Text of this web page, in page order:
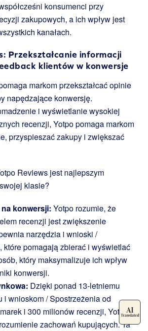
konsumenci przy
zakupowych, a ich wpływ jest
kanałach.
Przekształcanie informacji
klientów w konwersje
markom przekształcać opinie
napędzające konwersję.
i wyświetlanie wysokiej
recenzji, Yotpo pomaga markom
przyspieszać zakupy i zwiększać
Reviews jest najlepszym
klasie?
konwersji: Yotpo rozumie, że
recenzji jest zwiększenie
narzędzia i wnioski /
które pomagają zbierać i wyświetlać
który maksymalizuje ich wpływ
konwersji.
Dzięki ponad 13-letniemu
i wnioskom / Spostrzeżenia od
i 300 milionów recenzji, Yotpo
zachowań kupujących. Ta